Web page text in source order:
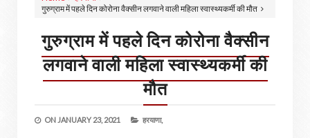
गुरुग्राम में पहले दिन कोरोना वैक्सीन लगवाने वाली महिला स्वास्थ्यकर्मी की मौत
गुरुग्राम में पहले दिन कोरोना वैक्सीन
लगवाने वाली महिला स्वास्थ्यकर्मी की
मौत
ON JANUARY 23, 2021 हरयाणा,